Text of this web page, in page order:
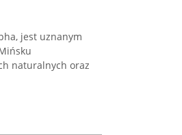
jest uznanym
naturalnych oraz